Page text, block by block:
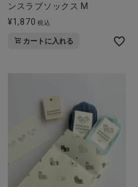
ンスラブソックス M
¥1,870 税込
カートに入れる